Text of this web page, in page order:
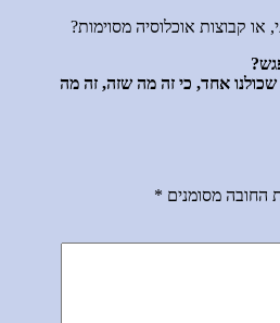
קבוצות אוכלוסיה מסוימות?
אחד, כי זה מה שזה, זה מה
החובה מסומנים *